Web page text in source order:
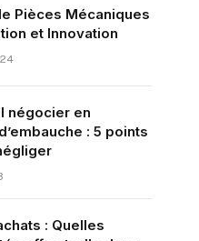
Pièces Mécaniques
et Innovation
négocier en
: 5 points
: Quelles